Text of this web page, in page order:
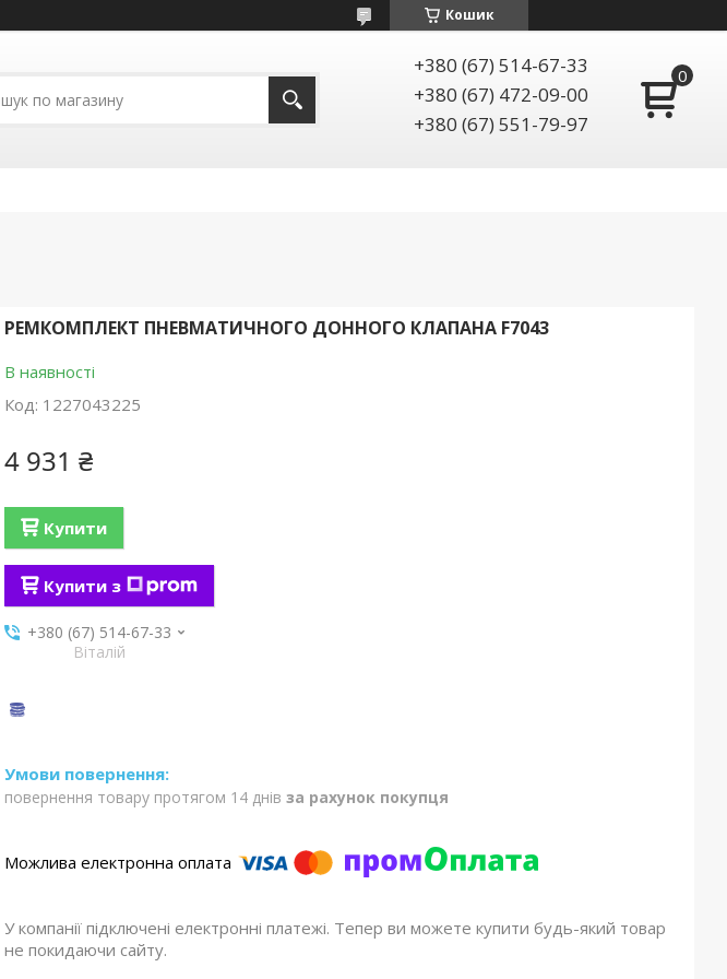
Кошик
+380 (67) 514-67-33
+380 (67) 472-09-00
+380 (67) 551-79-97
РЕМКОМПЛЕКТ ПНЕВМАТИЧНОГО ДОННОГО КЛАПАНА F7043
В наявності
Код: 1227043225
4 931 ₴
Купити
Купити з
+380 (67) 514-67-33
Віталій
повернення товару протягом 14 днів за рахунок покупця
У компанії підключені електронні платежі. Тепер ви можете купити будь-який товар
не покидаючи сайту.